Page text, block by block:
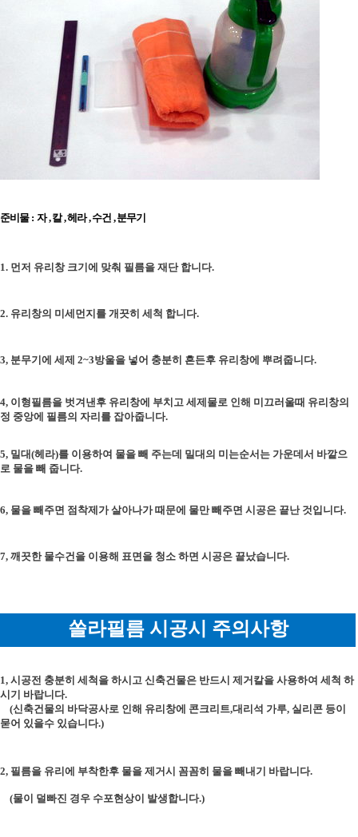
준비물 : 자 , 칼 , 헤라 , 수건 , 분무기
1. 먼저 유리창 크기에 맞춰 필름을 재단 합니다.
2. 유리창의 미세먼지를 개끗히 세척 합니다.
3, 분무기에 세제 2~3방울을 넣어 충분히 흔든후 유리창에 뿌려줍니다.
4, 이형필름을 벗겨낸후 유리창에 부치고 세제물로 인해 미끄러울때 유리창의
정 중앙에 필름의 자리를 잡아줍니다.
5, 밀대(헤라)를 이용하여 물을 빼 주는데 밀대의 미는순서는 가운데서 바깥으
로 물을 빼 줍니다.
6, 물을 빼주면 점착제가 살아나가 때문에 물만 빼주면 시공은 끝난 것입니다.
7, 깨끗한 물수건을 이용해 표면을 청소 하면 시공은 끝났습니다.
쏠라필름 시공시 주의사항
1, 시공전 충분히 세척을 하시고 신축건물은 반드시 제거칼을 사용하여 세척 하
시기 바랍니다.
(신축건물의 바닥공사로 인해 유리창에 콘크리트,대리석 가루, 실리콘 등이
묻어 있을수 있습니다.)
2, 필름을 유리에 부착한후 물을 제거시 꼼꼼히 물을 빼내기 바랍니다.
(물이 덜빠진 경우 수포현상이 발생합니다.)